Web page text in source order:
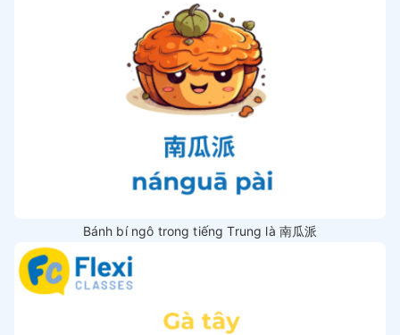
Bánh bí ngô trong tiếng Trung là 南瓜派